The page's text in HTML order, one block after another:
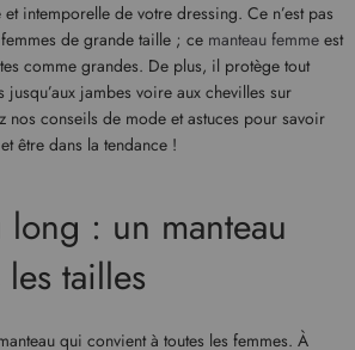
intemporelle de votre dressing. Ce n’est pas
de grande taille ; ce manteau femme est
comme grandes. De plus, il protège tout
jambes voire aux chevilles sur
nos conseils de mode et astuces pour savoir
être dans la tendance !
long : un manteau
tailles
qui convient à toutes les femmes. À